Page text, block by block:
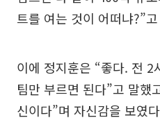
트를 여는 것이 어떠냐?”
이에 정지훈은 “좋다. 전 2
팀만 부르면 된다”고 말했
신이다”며 자신감을 보였